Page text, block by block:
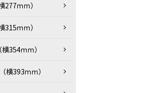
ｍｍ）
ｍｍ）
354ｍｍ）
393ｍｍ）